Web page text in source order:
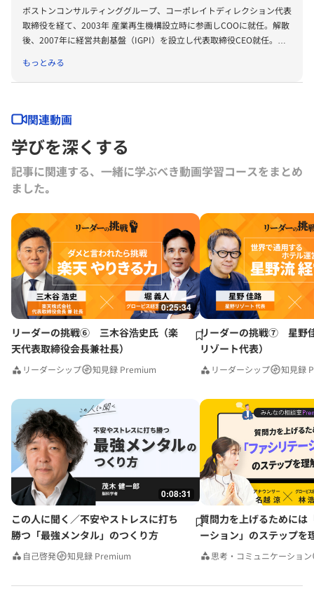
ボストンコンサルティンググループ、コーポレイトディレクション代表
取締役を経て、2003年 産業再生機構設立時に参画しCOOに就任。解散
後、2007年に経営共創基盤（IGPI）を設立し代表取締役CEO就任。
ム（JPiX）設立。 パナソニックホールディングス社外取締役、メルカ
リ社外取締役。 日本取締役協会会長。内閣官房新しい資本主義実現会
特別委員、金融庁スチュワードシップ・コード及びコーポレートガバナ
ンス・コードのフォローアップ会議委員、国土交通省インフラメンテナ
ンス国民会議会長、他政府関連委員多数。
もっとみる
関連動画
学びを深くする
記事に関連する、一緒に学ぶべき動画学習コースをまとめ
ました｡
0:25:34
リーダーの挑戦⑥ 三木谷浩史氏（楽
天代表取締役会長兼社長）
リーダーシップ 知見録 Premium
リーダーの挑戦⑦ 星野
リゾート代表）
リーダーシップ 知見録
0:08:31
この人に聞く／不安やストレスに打ち
勝つ「最強メンタル」のつくり方
自己啓発 知見録 Premium
質問力を上げるためには
ーション」のステップを
みんなの相談室Premium
思考・コミュニケーション